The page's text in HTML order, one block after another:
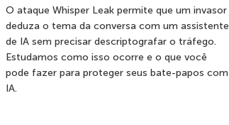
O ataque Whisper Leak permite que um invasor
deduza o tema da conversa com um assistente
de IA sem precisar descriptografar o tráfego.
Estudamos como isso ocorre e o que você
pode fazer para proteger seus bate-papos com
IA.